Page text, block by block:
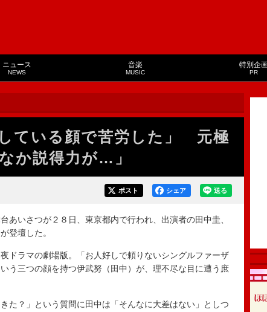
ニュース
NEWS
音楽
MUSIC
特別企
PR
ている顔で苦労した」 元極
か説得力が…」
送る
シェア
ポスト
いさつが２８日、東京都内で行われ、出演者の田中圭、
登壇した。
ラマの劇場版。「お人好しで頼りないシングルファーザ
う三つの顔を持つ伊武努（田中）が、理不尽な目に遭う庶
？」という質問に田中は「そんなに大差はない」としつ